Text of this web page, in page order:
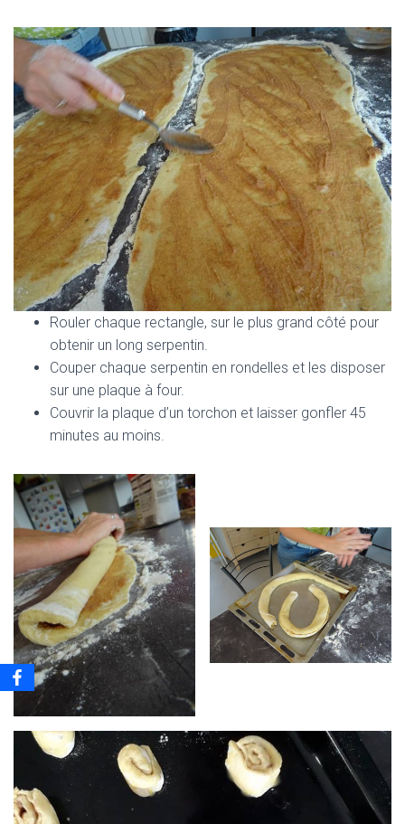
Rouler chaque rectangle, sur le plus grand côté pour
obtenir un long serpentin.
Couper chaque serpentin en rondelles et les disposer
sur une plaque à four.
Couvrir la plaque d’un torchon et laisser gonfler 45
minutes au moins.